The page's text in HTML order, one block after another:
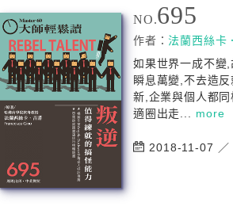
NO.695
作者： 法蘭西絲卡
如果世界一成不變
瞬息萬變,不去造
新,企業與個人都
適圈出走... more
2018-11-07 ／